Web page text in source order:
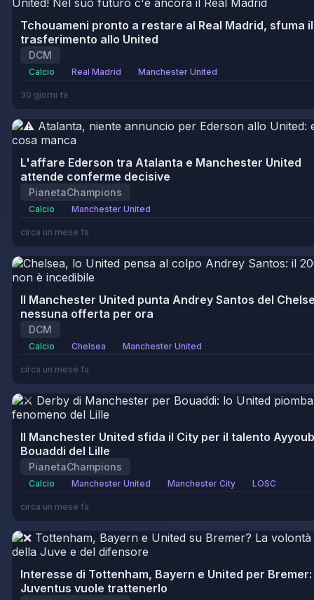
Tchouameni pronto a restare al Real Madrid, sfuma il
trasferimento allo United
DCM
Calcio Real Madrid Manchester United
30 giorni fa
L'affare Ederson tra Atalanta e Manchester United
attende conferme decisive
PianetaChampions
Calcio Manchester United
circa un mese fa
Il Manchester United punta Andrey Santos del
nessuna offerta per ora
DCM
Calcio Chelsea Manchester United
circa un mese fa
Il Manchester United sfida il City per il talento Ayyoub
Bouaddi del Lille
PianetaChampions
Calcio Manchester United Manchester City LOSC
circa un mese fa
Interesse di Tottenham, Bayern e United per Bremer:
Juventus vuole trattenerlo